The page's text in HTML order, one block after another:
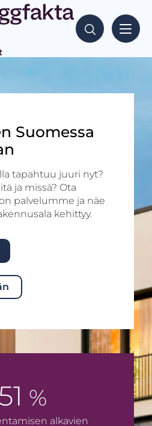
Suomessa
tapahtuu juuri nyt?
ja missä? Ota
palvelumme ja näe
kehittyy.
%
alkavien